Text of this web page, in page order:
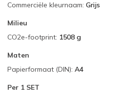
Commerciële kleurnaam: Grijs
Milieu
CO2e-footprint: 1508 g
Maten
Papierformaat (DIN): A4
Per 1 SET